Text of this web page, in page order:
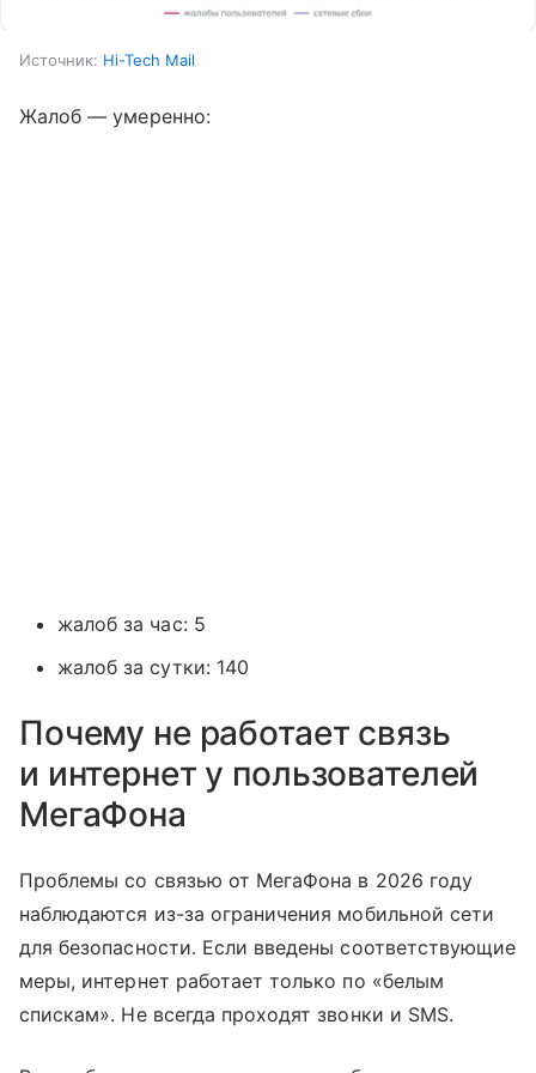
Источник: Hi-Tech Mail
Жалоб — умеренно:
жалоб за час: 5
жалоб за сутки: 140
Почему не работает связь
и интернет у пользователей
МегаФона
Проблемы со связью от МегаФона в 2026 году
наблюдаются из-за ограничения мобильной сети
для безопасности. Если введены соответствующие
меры, интернет работает только по «белым
спискам». Не всегда проходят звонки и SMS.